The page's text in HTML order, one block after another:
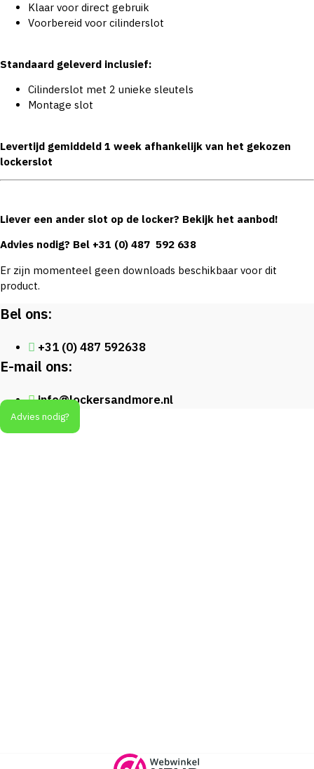
Klaar voor direct gebruik
Voorbereid voor cilinderslot
Standaard geleverd inclusief:
Cilinderslot met 2 unieke sleutels
Montage slot
Levertijd gemiddeld 1 week afhankelijk van het gekozen
lockerslot
Liever een ander slot op de locker? Bekijk het aanbod!
Advies nodig? Bel +31 (0) 487 592 638
Er zijn momenteel geen downloads beschikbaar voor dit
product.
Bel ons:
+31 (0) 487 592638
E-mail ons:
info@lockersandmore.nl
Advies nodig?